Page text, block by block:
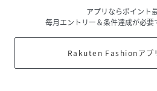
アプリならポイント
毎月エントリー＆条件達成が必要
Rakuten Fashionアプ